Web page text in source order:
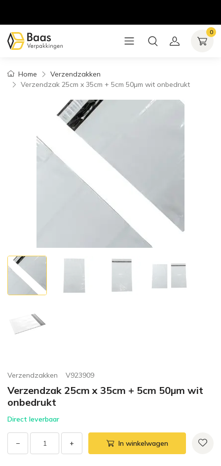
0
Home
Verzendzakken
Verzendzak 25cm x 35cm + 5cm 50µm wit onbedrukt
Verzendzakken V923909
Verzendzak 25cm x 35cm + 5cm 50µm wit
onbedrukt
Direct leverbaar
− + In winkelwagen